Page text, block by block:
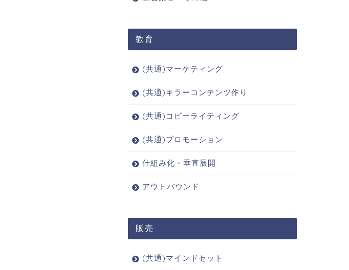
教育
(共通)マーケティング
(共通)キラーコンテンツ作り
(共通)コピーライティング
(共通)プロモーション
仕組み化・垂直展開
アウトバウンド
販売
(共通)マインドセット